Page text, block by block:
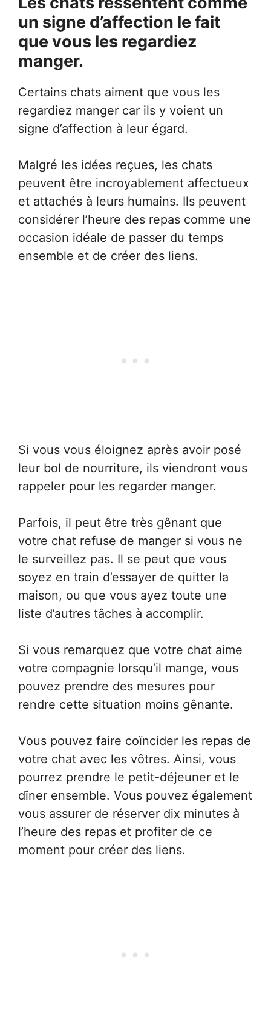
un signe d’affection le fait
que vous les regardiez
manger.
Certains chats aiment que vous les
regardiez manger car ils y voient un
signe d’affection à leur égard.
Malgré les idées reçues, les chats
peuvent être incroyablement affectueux
et attachés à leurs humains. Ils peuvent
considérer l’heure des repas comme une
occasion idéale de passer du temps
ensemble et de créer des liens.
Si vous vous éloignez après avoir posé
leur bol de nourriture, ils viendront vous
rappeler pour les regarder manger.
Parfois, il peut être très gênant que
votre chat refuse de manger si vous ne
le surveillez pas. Il se peut que vous
soyez en train d’essayer de quitter la
maison, ou que vous ayez toute une
liste d’autres tâches à accomplir.
Si vous remarquez que votre chat aime
votre compagnie lorsqu’il mange, vous
pouvez prendre des mesures pour
rendre cette situation moins gênante.
Vous pouvez faire coïncider les repas de
votre chat avec les vôtres. Ainsi, vous
pourrez prendre le petit-déjeuner et le
dîner ensemble. Vous pouvez également
vous assurer de réserver dix minutes à
l’heure des repas et profiter de ce
moment pour créer des liens.